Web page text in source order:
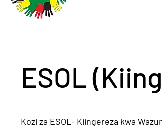
ESOL
Kozi za ESOL- Kiingereza kwa